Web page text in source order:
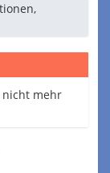
mehr